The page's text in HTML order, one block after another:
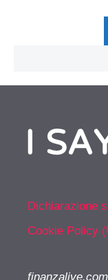
Dichiarazione
Cookie Policy